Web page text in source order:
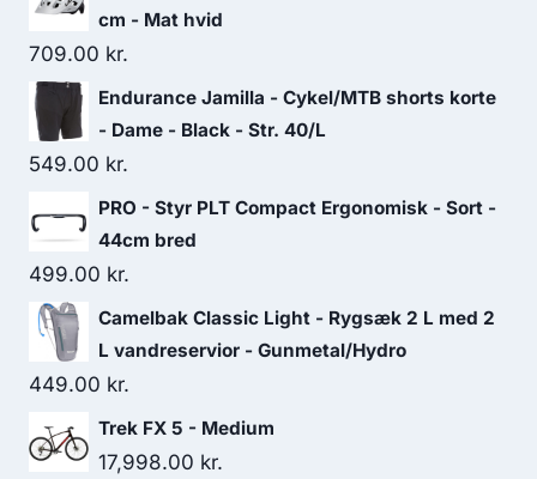
cm - Mat hvid
709.00 kr.
Endurance Jamilla - Cykel/MTB shorts korte
- Dame - Black - Str. 40/L
549.00 kr.
PRO - Styr PLT Compact Ergonomisk - Sort -
44cm bred
499.00 kr.
Camelbak Classic Light - Rygsæk 2 L med 2
L vandreservior - Gunmetal/Hydro
449.00 kr.
Trek FX 5 - Medium
17,998.00 kr.